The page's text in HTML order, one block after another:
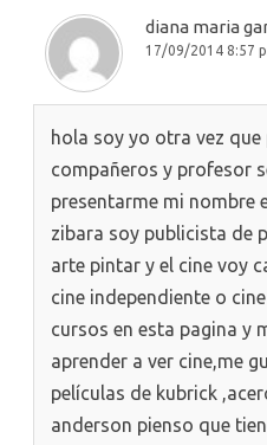
diana maria
17/09/2014 8:57
hola soy yo otra vez que
compañeros y profesor
presentarme mi nombre
zibara soy publicista de
arte pintar y el cine voy
cine independiente o
cursos en esta pagina y
aprender a ver cine,me
películas de kubrick
anderson pienso que